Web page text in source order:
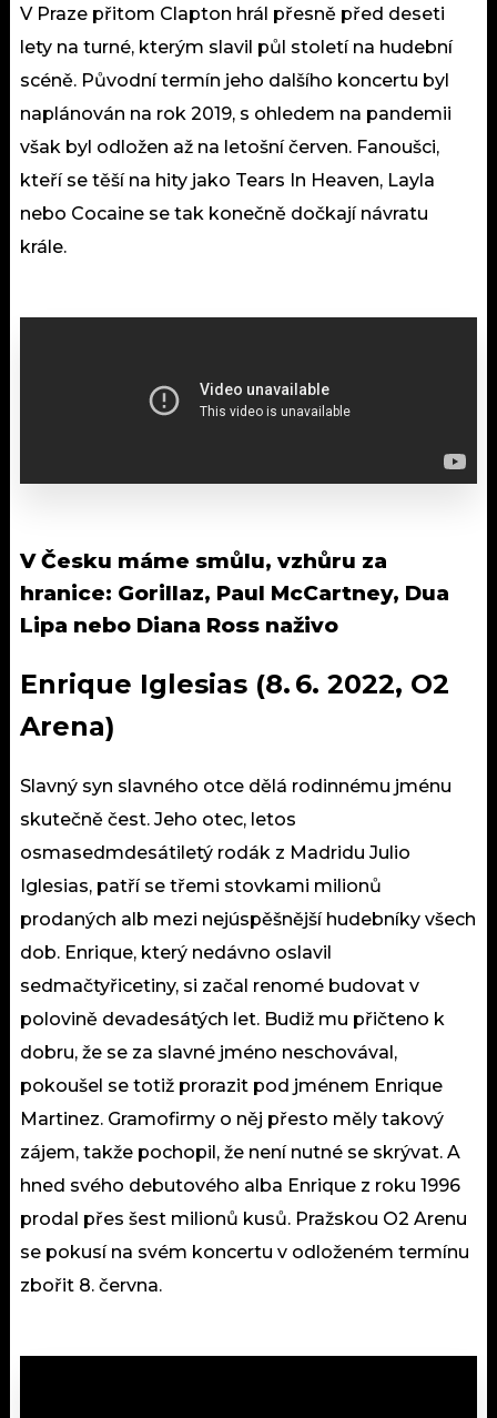
V Praze přitom Clapton hrál přesně před deseti
lety na turné, kterým slavil půl století na hudební
scéně. Původní termín jeho dalšího koncertu byl
naplánován na rok 2019, s ohledem na pandemii
však byl odložen až na letošní červen. Fanoušci,
kteří se těší na hity jako Tears In Heaven, Layla
nebo Cocaine se tak konečně dočkají návratu
krále.
V Česku máme smůlu, vzhůru za
hranice: Gorillaz, Paul McCartney, Dua
Lipa nebo Diana Ross naživo
Enrique Iglesias (8. 6. 2022, O2
Arena)
Slavný syn slavného otce dělá rodinnému jménu
skutečně čest. Jeho otec, letos
osmasedmdesátiletý rodák z Madridu Julio
Iglesias, patří se třemi stovkami milionů
prodaných alb mezi nejúspěšnější hudebníky všech
dob. Enrique, který nedávno oslavil
sedmačtyřicetiny, si začal renomé budovat v
polovině devadesátých let. Budiž mu přičteno k
dobru, že se za slavné jméno neschovával,
pokoušel se totiž prorazit pod jménem Enrique
Martinez. Gramofirmy o něj přesto měly takový
zájem, takže pochopil, že není nutné se skrývat. A
hned svého debutového alba Enrique z roku 1996
prodal přes šest milionů kusů. Pražskou O2 Arenu
se pokusí na svém koncertu v odloženém termínu
zbořit 8. června.